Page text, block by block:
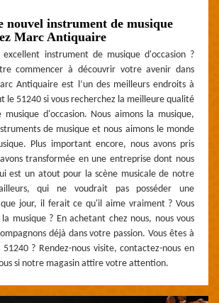
nouvel instrument de musique
Marc Antiquaire
excellent instrument de musique d'occasion ?
commencer à découvrir votre avenir dans
Antiquaire est l’un des meilleurs endroits à
le 51240 si vous recherchez la meilleure qualité
d'occasion. Nous aimons la musique,
de musique et nous aimons le monde
Plus important encore, nous avons pris
transformée en une entreprise dont nous
est un atout pour la scène musicale de notre
qui ne voudrait pas posséder une
jour, il ferait ce qu'il aime vraiment ? Vous
musique ? En achetant chez nous, nous vous
déjà dans votre passion. Vous êtes à
? Rendez-nous visite, contactez-nous en
si notre magasin attire votre attention.